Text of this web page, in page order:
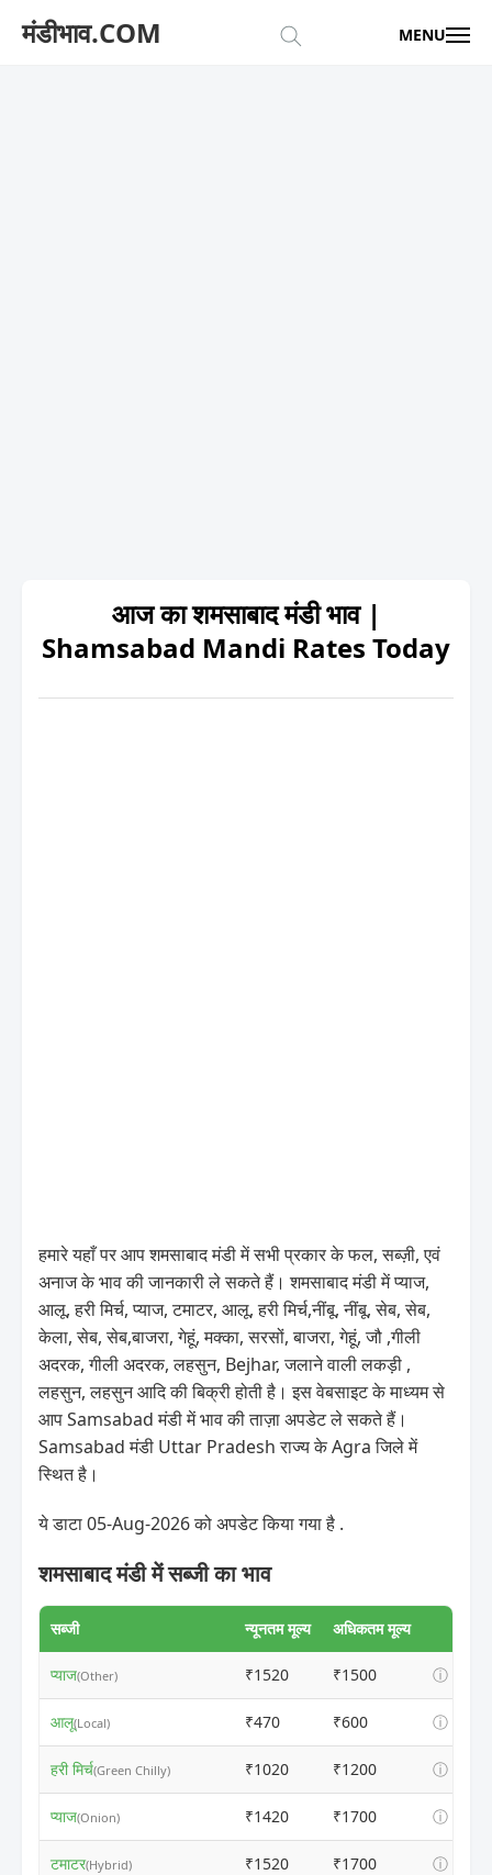
मंडीभाव.COM MENU
आज का शमसाबाद मंडी भाव |
Shamsabad Mandi Rates Today
हमारे यहाँ पर आप शमसाबाद मंडी में सभी प्रकार के फल, सब्ज़ी, एवं
अनाज के भाव की जानकारी ले सकते हैं। शमसाबाद मंडी में प्याज,
आलू, हरी मिर्च, प्याज, टमाटर, आलू, हरी मिर्च,नींबू, नींबू, सेब, सेब,
केला, सेब, सेब,बाजरा, गेहूं, मक्का, सरसों, बाजरा, गेहूं, जौ ,गीली
अदरक, गीली अदरक, लहसुन, Bejhar, जलाने वाली लकड़ी ,
लहसुन, लहसुन आदि की बिक्री होती है। इस वेबसाइट के माध्यम से
आप Samsabad मंडी में भाव की ताज़ा अपडेट ले सकते हैं।
Samsabad मंडी Uttar Pradesh राज्य के Agra जिले में
स्थित है।
ये डाटा 05-Aug-2026 को अपडेट किया गया है .
शमसाबाद मंडी में सब्जी का भाव
सब्जी न्यूनतम मूल्य अधिकतम मूल्य
प्याज(Other) ₹1520 ₹1500 ⓘ
आलू(Local) ₹470 ₹600 ⓘ
हरी मिर्च(Green Chilly) ₹1020 ₹1200 ⓘ
प्याज(Onion) ₹1420 ₹1700 ⓘ
टमाटर(Hybrid) ₹1520 ₹1700 ⓘ